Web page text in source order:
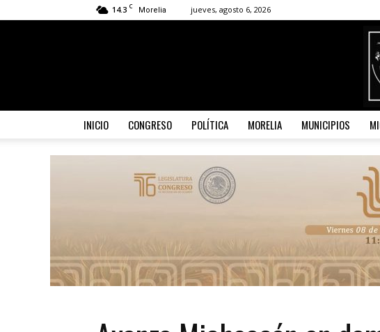
14.3 C Morelia jueves, agosto 6, 2026
INICIO CONGRESO POLÍTICA MORELIA MUNICIPIOS